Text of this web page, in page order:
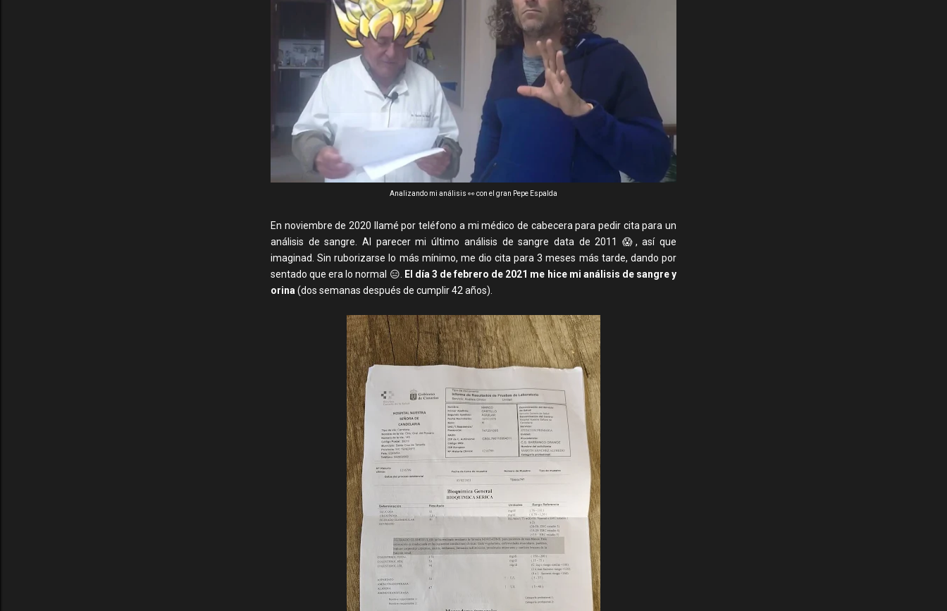
Analizando mi análisis 👀 con el gran Pepe Espalda
En noviembre de 2020 llamé por teléfono a mi médico de cabecera para pedir cita para un
análisis de sangre. Al parecer mi último análisis de sangre data de 2011 😱, así que
imaginad. Sin ruborizarse lo más mínimo, me dio cita para 3 meses más tarde, dando por
sentado que era lo normal 😑.
El día 3 de febrero de 2021 me hice mi análisis de sangre y
orina (dos semanas después de cumplir 42 años).